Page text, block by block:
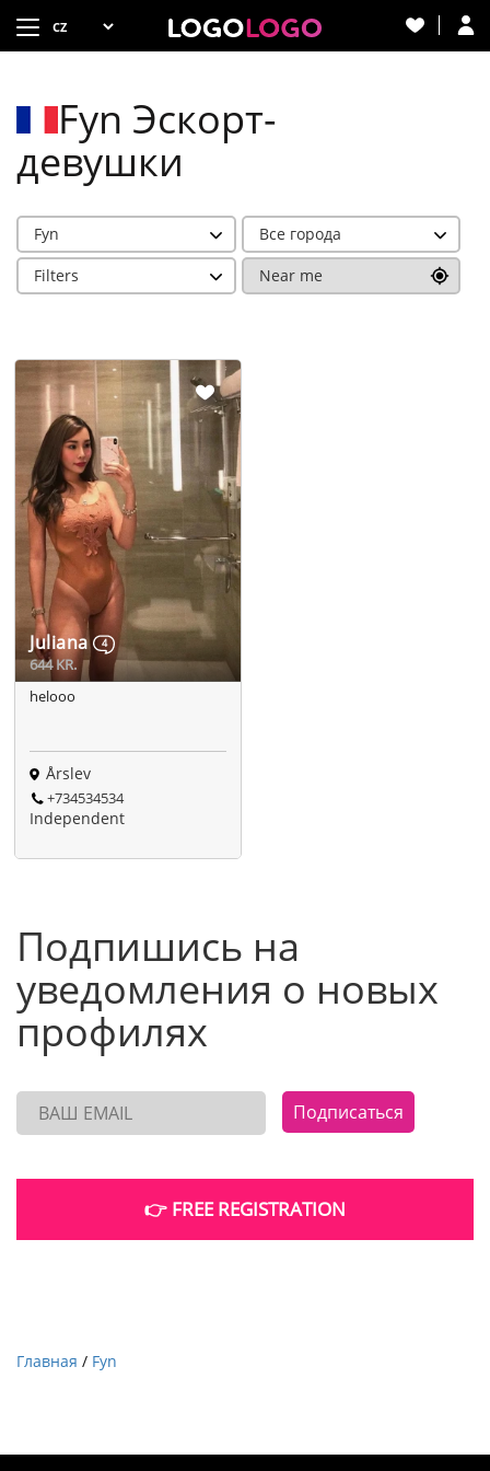
Fyn Эскорт-
девушки
Fyn
Все города
Filters
Near me
Juliana 4
644 KR.
helooo
Årslev
+734534534
Independent
Подпишись на
уведомления о новых
профилях
Подписаться
👉 FREE REGISTRATION
Главная / Fyn